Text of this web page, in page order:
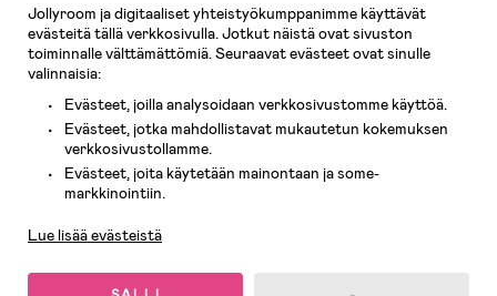
KidKraft, Ergobaby, Philips Avent, Neonate, Cybex, LEGO ja monia muita!
Tervetuloa shoppailemaan Pohjoismaiden suurimpaan lastentarvikkeiden
verkkokauppaan!
Jollyroom ja digitaaliset yhteistyökumppanimme käyttävät
evästeitä tällä verkkosivulla. Jotkut näistä ovat sivuston
toiminnalle välttämättömiä. Seuraavat evästeet ovat sinulle
valinnaisia:
Evästeet, joilla analysoidaan verkkosivustomme käyttöä.
Evästeet, jotka mahdollistavat mukautetun kokemuksen
verkkosivustollamme.
Evästeet, joita käytetään mainontaan ja some-
markkinointiin.
Lue lisää evästeistä